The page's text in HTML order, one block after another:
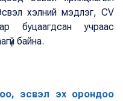
хэлний мэдлэг, CV
буцаагдсан учраас
байна.
эсвэл эх орондоо